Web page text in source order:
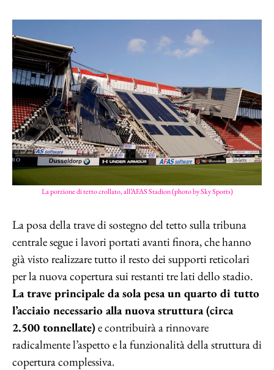
La porzione di tetto crollato, all’AFAS Stadion (photo by Sky Sports)
La posa della trave di sostegno del tetto sulla tribuna
centrale segue i lavori portati avanti finora, che hanno
già visto realizzare tutto il resto dei supporti reticolari
per la nuova copertura sui restanti tre lati dello stadio.
La trave principale da sola pesa un quarto di tutto
l’acciaio necessario alla nuova struttura (circa
2.500 tonnellate)e contribuirà a rinnovare
radicalmente l’aspetto e la funzionalità della struttura di
copertura complessiva.